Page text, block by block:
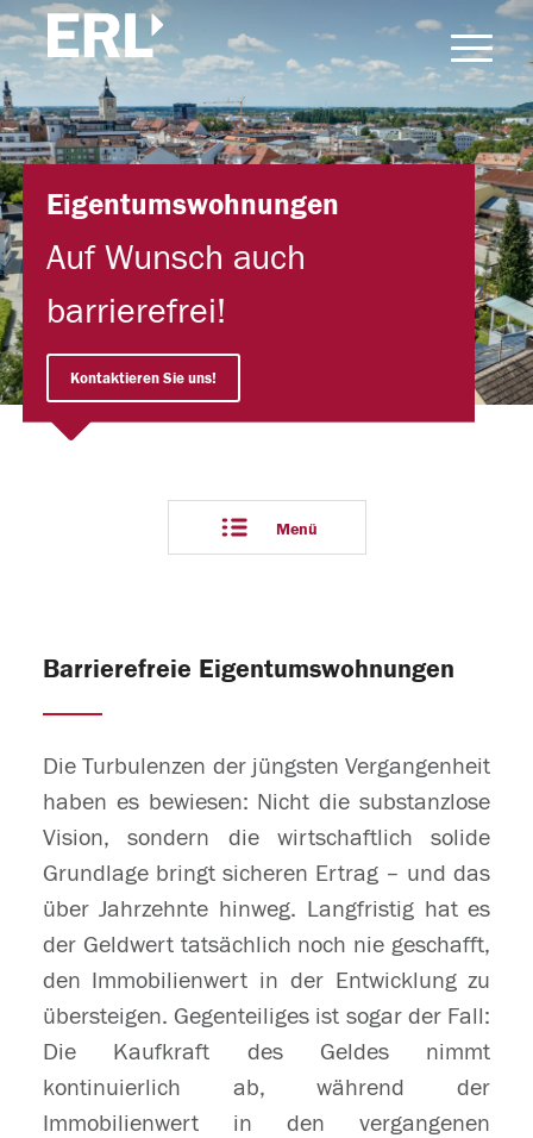
Eigentumswohnungen
Auf Wunsch auch
barrierefrei!
Kontaktieren Sie uns!
Menü
Barrierefreie Eigentumswohnungen
Die Turbulenzen der jüngsten Vergangenheit
haben es bewiesen: Nicht die substanzlose
Vision, sondern die wirtschaftlich solide
Grundlage bringt sicheren Ertrag – und das
über Jahrzehnte hinweg. Langfristig hat es
der Geldwert tatsächlich noch nie geschafft,
den Immobilienwert in der Entwicklung zu
übersteigen. Gegenteiliges ist sogar der Fall:
Die Kaufkraft des Geldes nimmt
kontinuierlich ab, während der
Immobilienwert in den vergangenen